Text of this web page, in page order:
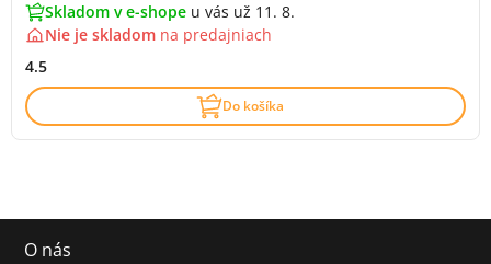
Skladom v e-shope u vás už 11. 8.
Nie je skladom na predajniach
4.5
Do košíka
O nás